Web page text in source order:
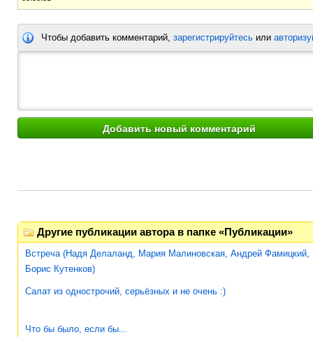
Чтобы добавить комментарий, зарегистрируйтесь или
Другие публикации автора в папке «Публикации»
Встреча (Надя Делаланд, Мария Малиновская, Андрей Фамицкий,
Борис Кутенков)
Салат из однострочий, серьёзных и не очень :)
Что бы было, если бы...